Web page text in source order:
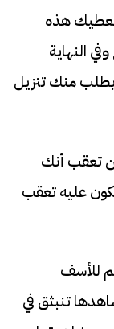
هذه
النهاية
منك تنزيل
تعقب أنك
عليه تعقب
للأسف
تنبثق في